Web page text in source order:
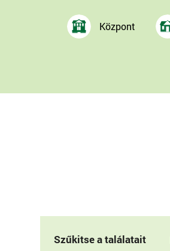
Központ
Szűkitse a találatait